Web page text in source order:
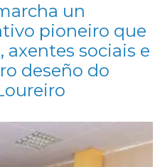
un
pioneiro que
sociais e
deseño do